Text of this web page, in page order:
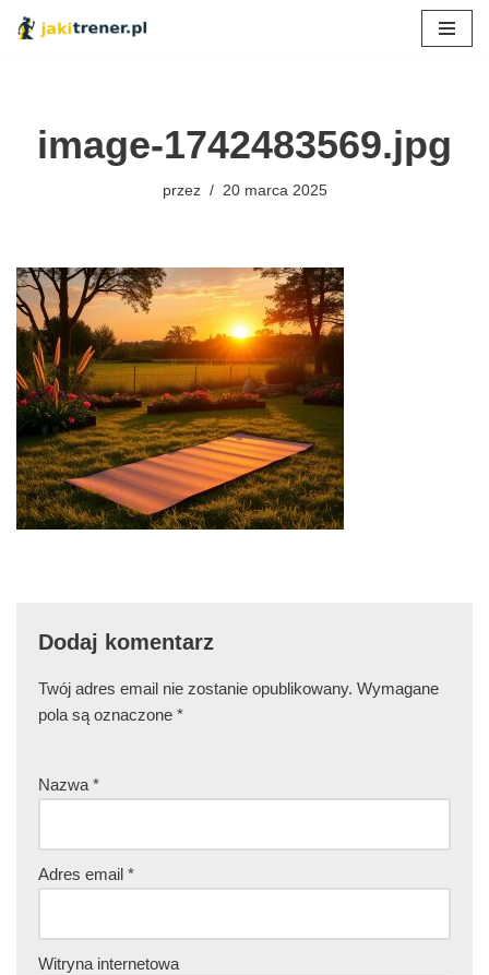
image-1742483569.jpg
przez 20 marca 2025
Dodaj komentarz
Twój adres email nie zostanie opublikowany. Wymagane
pola są oznaczone *
Nazwa *
Adres email *
Witryna internetowa